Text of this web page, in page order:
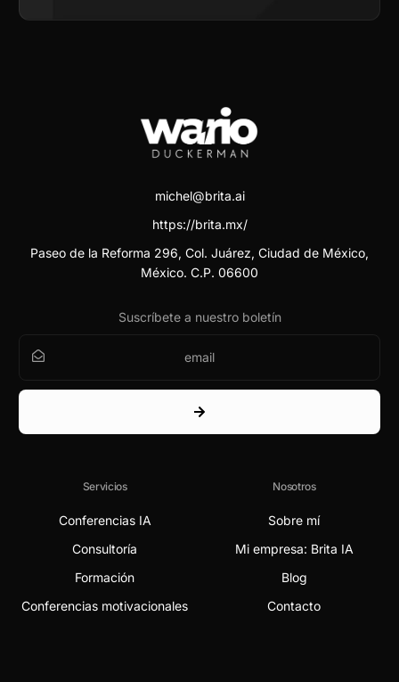
michel@brita.ai
https://brita.mx/
Paseo de la Reforma 296, Col. Juárez, Ciudad de México,
México. C.P. 06600
Suscríbete a nuestro boletín
Servicios
Conferencias IA
Consultoría
Formación
Conferencias motivacionales
Nosotros
Sobre mí
Mi empresa: Brita IA
Blog
Contacto